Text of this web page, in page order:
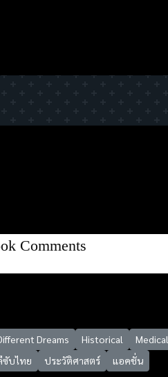
Comments
Dreams Historical Medical
ซับไทย
ประวัติศาสตร์ แอคชั่น